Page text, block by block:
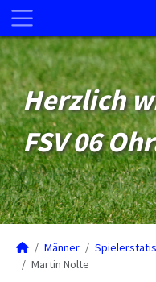
Herzlich
FSV 06
Männer
Martin Nolte